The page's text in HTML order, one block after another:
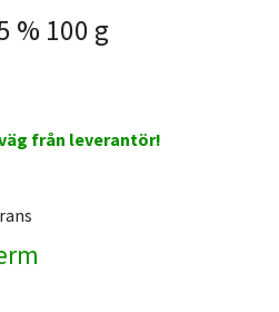
% 100 g
från leverantör!